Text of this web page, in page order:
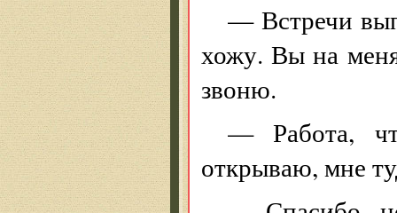
— Встречи
хожу. Вы на
звоню.
— Работа,
открываю, мне